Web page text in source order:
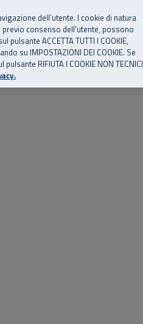
Risorse utili Supporto
dell’utente. I cookie di natura
consenso dell’utente, possono
ACCETTA TUTTI I COOKIE,
su IMPOSTAZIONI DEI COOKIE. Se
RIFIUTA I COOKIE NON TECNICI